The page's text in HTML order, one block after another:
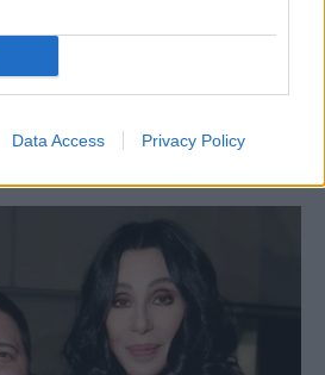
Data Access Privacy Policy